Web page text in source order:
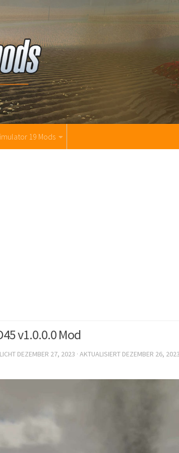
19 Mods
v1.0.0.0 Mod
DEZEMBER 27, 2023 · AKTUALISIERT DEZEMBER 26,